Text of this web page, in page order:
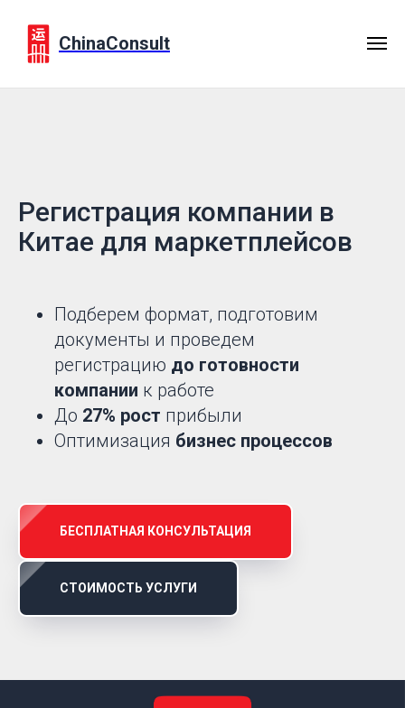
ChinaConsult
Регистрация компании в
Китае для маркетплейсов
Подберем формат, подготовим
документы и проведем
регистрацию до готовности
компании к работе
До 27% рост прибыли
Оптимизация бизнес процессов
БЕСПЛАТНАЯ КОНСУЛЬТАЦИЯ
СТОИМОСТЬ УСЛУГИ